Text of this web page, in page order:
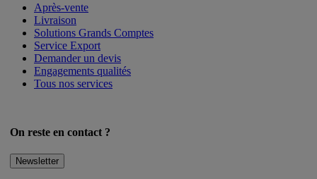
Après-vente
Livraison
Solutions Grands Comptes
Service Export
Demander un devis
Engagements qualités
Tous nos services
On reste en contact ?
Newsletter